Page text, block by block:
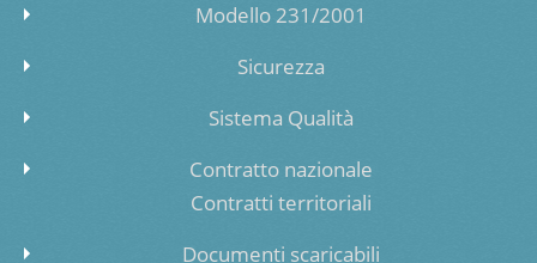
Modello 231/2001
Sicurezza
Sistema Qualità
Contratto nazionale
Contratti territoriali
Documenti scaricabili